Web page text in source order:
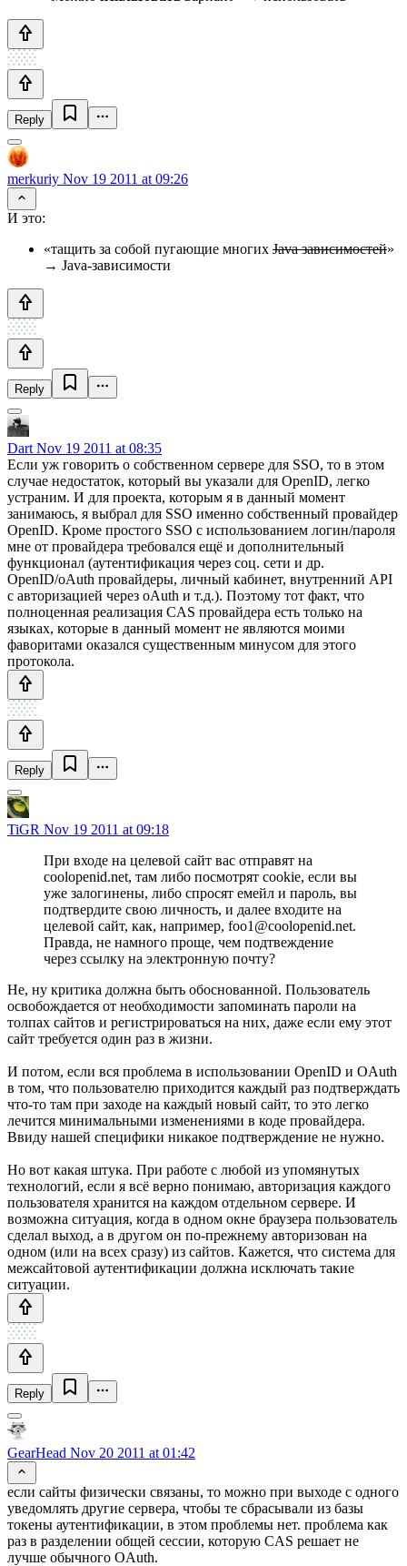
Reply
merkuriy Nov 19 2011 at 09:26
И это:
«тащить за собой пугающие многих Java зависимостей»
→ Java-зависимости
Reply
Dart Nov 19 2011 at 08:35
Если уж говорить о собственном сервере для SSO, то в этом
случае недостаток, который вы указали для OpenID, легко
устраним. И для проекта, которым я в данный момент
занимаюсь, я выбрал для SSO именно собственный провайдер
OpenID. Кроме простого SSO с использованием логин/пароля
мне от провайдера требовался ещё и дополнительный
функционал (аутентификация через соц. сети и др.
OpenID/oAuth провайдеры, личный кабинет, внутренний API
с авторизацией через oAuth и т.д.). Поэтому тот факт, что
полноценная реализация CAS провайдера есть только на
языках, которые в данный момент не являются моими
фаворитами оказался существенным минусом для этого
протокола.
Reply
TiGR Nov 19 2011 at 09:18
При входе на целевой сайт вас отправят на
coolopenid.net, там либо посмотрят cookie, если вы
уже залогинены, либо спросят емейл и пароль, вы
подтвердите свою личность, и далее входите на
целевой сайт, как, например, foo1@coolopenid.net.
Правда, не намного проще, чем подтвеждение
через ссылку на электронную почту?
Не, ну критика должна быть обоснованной. Пользователь
освобождается от необходимости запоминать пароли на
толпах сайтов и регистрироваться на них, даже если ему этот
сайт требуется один раз в жизни.
И потом, если вся проблема в использовании OpenID и OAuth
в том, что пользователю приходится каждый раз подтверждать
что-то там при заходе на каждый новый сайт, то это легко
лечится минимальными изменениями в коде провайдера.
Ввиду нашей специфики никакое подтверждение не нужно.
Но вот какая штука. При работе с любой из упомянутых
технологий, если я всё верно понимаю, авторизация каждого
пользователя хранится на каждом отдельном сервере. И
возможна ситуация, когда в одном окне браузера пользователь
сделал выход, а в другом он по-прежнему авторизован на
одном (или на всех сразу) из сайтов. Кажется, что система для
межсайтовой аутентификации должна исключать такие
ситуации.
Reply
GearHead Nov 20 2011 at 01:42
если сайты физически связаны, то можно при выходе с одного
уведомлять другие сервера, чтобы те сбрасывали из базы
токены аутентификации, в этом проблемы нет. проблема как
раз в разделении общей сессии, которую CAS решает не
лучше обычного OAuth.